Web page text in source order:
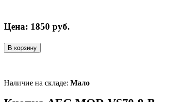
Цена: 1850 руб.
В корзину
Наличие на складе: Мало